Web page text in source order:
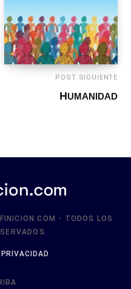
POST SIGUIENTE
HUMANIDAD
- TODOS LOS
PRIVACIDAD